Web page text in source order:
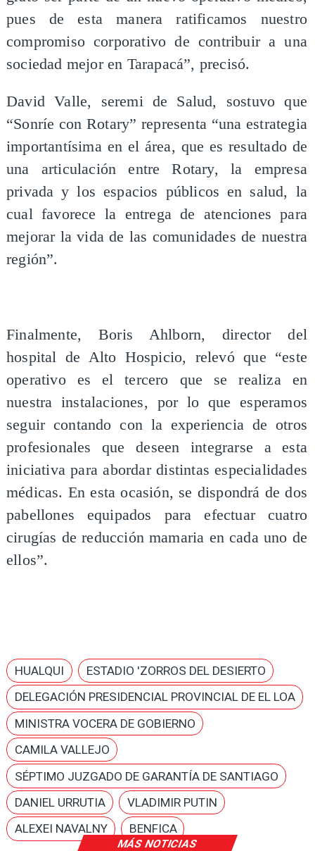
MÁS NOTICIAS
pues de esta manera ratificamos nuestro
compromiso corporativo de contribuir a una
sociedad mejor en Tarapacá”, precisó.
David Valle, seremi de Salud, sostuvo que
“Sonríe con Rotary” representa “una estrategia
importantísima en el área, que es resultado de
una articulación entre Rotary, la empresa
privada y los espacios públicos en salud, la
cual favorece la entrega de atenciones para
mejorar la vida de las comunidades de nuestra
región”.
Finalmente, Boris Ahlborn, director del
hospital de Alto Hospicio, relevó que “este
operativo es el tercero que se realiza en
nuestra instalaciones, por lo que esperamos
seguir contando con la experiencia de otros
profesionales que deseen integrarse a esta
iniciativa para abordar distintas especialidades
médicas. En esta ocasión, se dispondrá de dos
pabellones equipados para efectuar cuatro
cirugías de reducción mamaria en cada uno de
ellos”.
HUALQUI
ESTADIO 'ZORROS DEL DESIERTO
DELEGACIÓN PRESIDENCIAL PROVINCIAL DE EL LOA
MINISTRA VOCERA DE GOBIERNO
CAMILA VALLEJO
SÉPTIMO JUZGADO DE GARANTÍA DE SANTIAGO
DANIEL URRUTIA
VLADIMIR PUTIN
ALEXEI NAVALNY
BENFICA